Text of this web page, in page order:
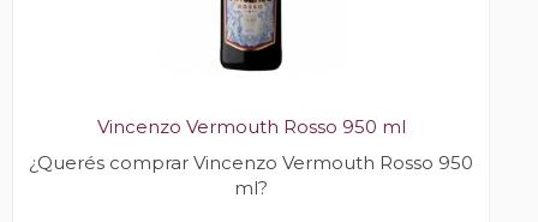
Vincenzo Vermouth Rosso 950 ml
¿Querés comprar Vincenzo Vermouth Rosso 950
ml?